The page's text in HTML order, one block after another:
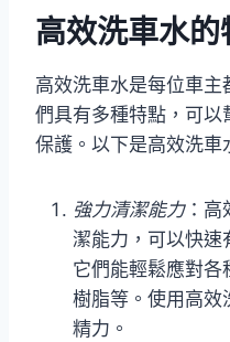
高效洗車水的
高效洗車水是每位車
們具有多種特點，可
保護。以下是高效洗車
強力清潔能力：高
潔能力，可以快速
它們能輕鬆應對各
樹脂等。使用高效
精力。